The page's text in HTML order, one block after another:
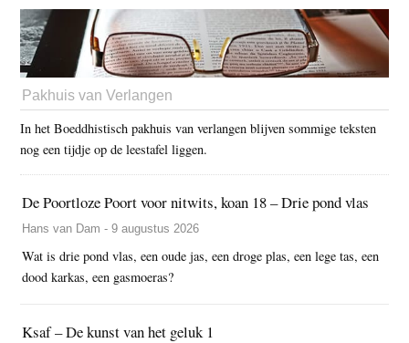
Pakhuis van Verlangen
In het Boeddhistisch pakhuis van verlangen blijven sommige teksten
nog een tijdje op de leestafel liggen.
De Poortloze Poort voor nitwits, koan 18 – Drie pond vlas
Hans van Dam - 9 augustus 2026
Wat is drie pond vlas, een oude jas, een droge plas, een lege tas, een
dood karkas, een gasmoeras?
Ksaf – De kunst van het geluk 1